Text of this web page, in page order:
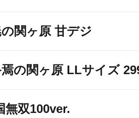
関ヶ原 甘デジ
の関ヶ原 LLサイズ
無双100ver.